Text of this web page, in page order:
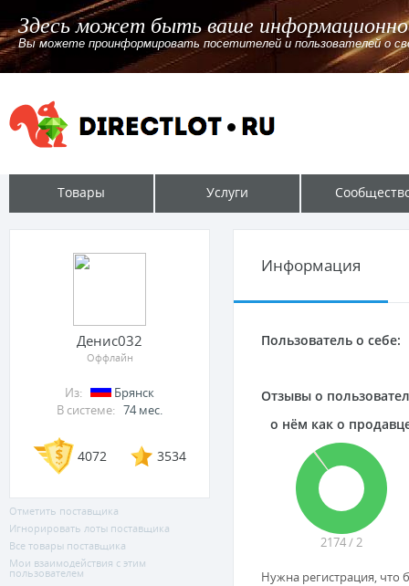
информационное сообщение
и пользователей о своём лоте, сайте, канале. Указав ссылку
Товары Услуги
Денис032
Оффлайн
Из:
Брянск
В системе: 74 мес.
4072 3534
Отметить поставщика
Игнорировать лоты поставщика
Все товары поставщика
Мои взаимодействия с этим
пользователем
Информация
Пользователь о себе:
Отзывы о
о нём как о
2174 / 2
Нужна регистрация, что